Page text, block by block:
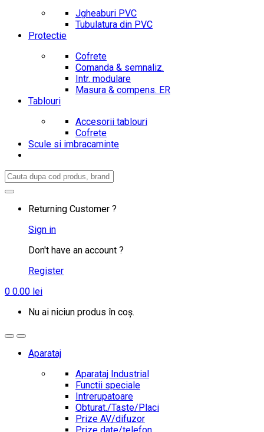
Jgheaburi PVC
Tubulatura din PVC
Protectie
Cofrete
Comanda & semnaliz.
Intr. modulare
Masura & compens. ER
Tablouri
Accesorii tablouri
Cofrete
Scule si imbracaminte
Search
Returning Customer ?
Sign in
Don't have an account ?
Register
0 0.00 lei
Nu ai niciun produs în coș.
Aparataj
Aparataj Industrial
Functii speciale
Intrerupatoare
Obturat./Taste/Placi
Prize AV/difuzor